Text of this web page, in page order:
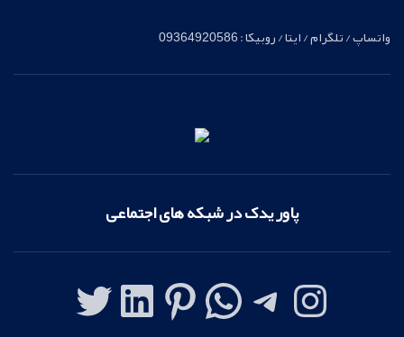
واتساپ / تلگرام / ایتا / روبیکا : 09364920586
پاور یدک در شبکه های اجتماعی